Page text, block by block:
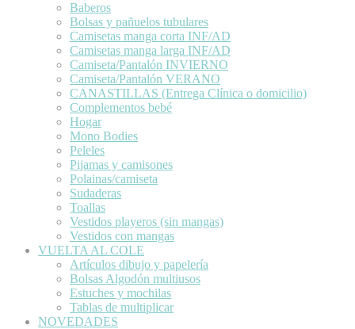
Baberos
Bolsas y pañuelos tubulares
Camisetas manga corta INF/AD
Camisetas manga larga INF/AD
Camiseta/Pantalón INVIERNO
Camiseta/Pantalón VERANO
CANASTILLAS (Entrega Clínica o domicilio)
Complementos bebé
Hogar
Mono Bodies
Peleles
Pijamas y camisones
Polainas/camiseta
Sudaderas
Toallas
Vestidos playeros (sin mangas)
Vestidos con mangas
VUELTA AL COLE
Artículos dibujo y papelería
Bolsas Algodón multiusos
Estuches y mochilas
Tablas de multiplicar
NOVEDADES